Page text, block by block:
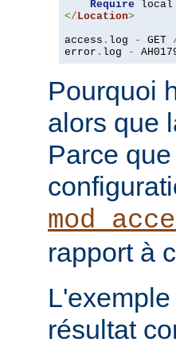
Require
</Location>
access . log - GET
error . log -
Pourquoi
alors que
Parce
rapport à
résultat